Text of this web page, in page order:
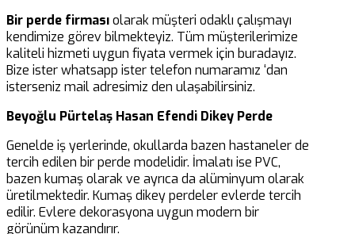
Bir perde firmasıolarak müşteri odaklı çalışmayı
kendimize görev bilmekteyiz. Tüm müşterilerimize
kaliteli hizmeti uygun fiyata vermek için buradayız.
Bize ister whatsapp ister telefon numaramız ‘dan
isterseniz mail adresimiz den ulaşabilirsiniz.
Beyoğlu Pürtelaş Hasan Efendi Dikey Perde
Genelde iş yerlerinde, okullarda bazen hastaneler de
tercih edilen bir perde modelidir. İmalatı ise PVC,
bazen kumaş olarak ve ayrıca da alüminyum olarak
üretilmektedir. Kumaş dikey perdeler evlerde tercih
edilir. Evlere dekorasyona uygun modern bir
görünüm kazandırır.